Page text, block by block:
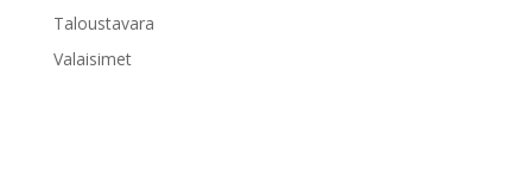
Taloustavara
Valaisimet